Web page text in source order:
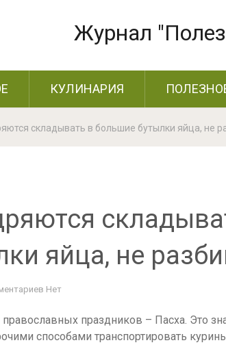
Журнал
КУЛИНАРИЯ
складывать в большие бутылки яйца, не
яйца, не
Нет
праздников – Пасха. Это
способами транспортировать